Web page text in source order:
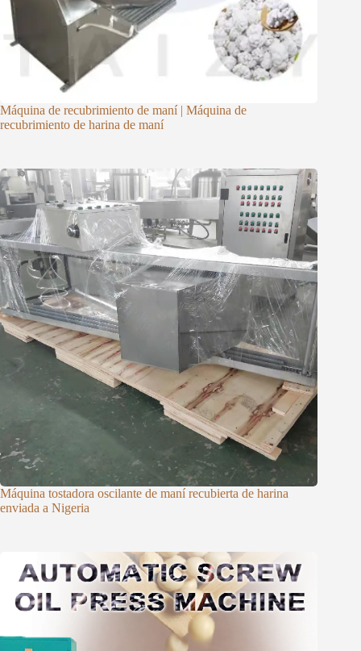
Máquina de recubrimiento de maní | Máquina de
recubrimiento de harina de maní
Máquina tostadora oscilante de maní recubierta de harina
enviada a Nigeria